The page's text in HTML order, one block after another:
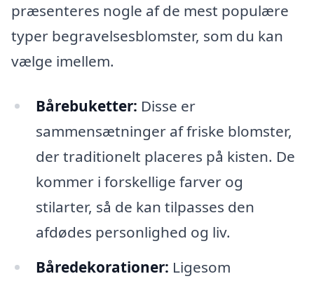
præsenteres nogle af de mest populære
typer begravelsesblomster, som du kan
vælge imellem.
Bårebuketter: Disse er
sammensætninger af friske blomster,
der traditionelt placeres på kisten. De
kommer i forskellige farver og
stilarter, så de kan tilpasses den
afdødes personlighed og liv.
Båredekorationer: Ligesom